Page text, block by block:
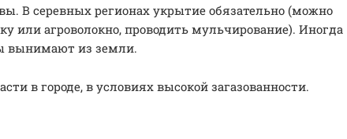
В серевных регионах укрытие обязательно (можно
или агроволокно, проводить мульчирование). Иногда
вынимают из земли.
в городе, в условиях высокой загазованности.